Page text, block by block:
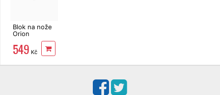
Blok na nože
Orion
akácie/resin
oboustranný
magnetický
549 Kč